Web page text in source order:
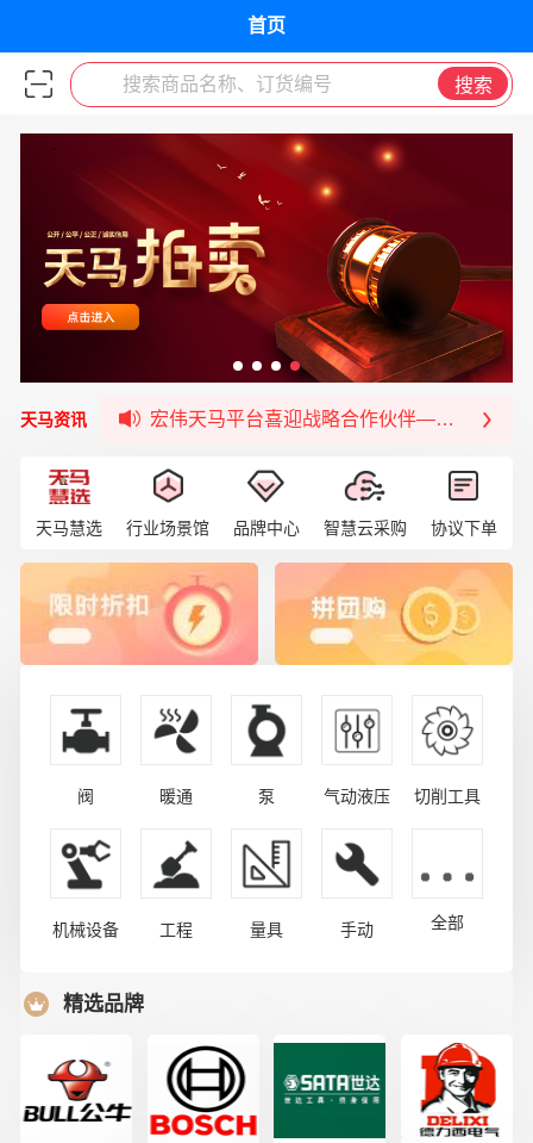
首页
搜索商品名称、订货编号 搜索
天马资讯
宏伟天马平台喜迎战略合作伙伴——航天动力
宏伟天马与网易严选达成品牌合作
宏伟供应链与第一师阿拉尔市签署战略框架合
宏伟供应链收到来自法国电力集团感谢信
天马慧选 行业场景馆 品牌中心 智慧云采购 协议下单
阀 暖通 泵 气动液压 切削工具
机械设备 工程 量具 手动 全部
精选品牌